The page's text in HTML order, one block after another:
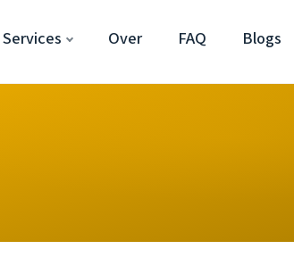
Services Over FAQ Blogs